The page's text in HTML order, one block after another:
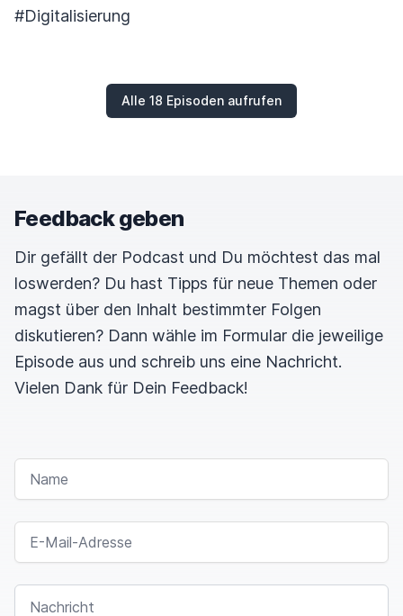
#Digitalisierung
Alle 18 Episoden aufrufen
Feedback geben
Dir gefällt der Podcast und Du möchtest das mal
loswerden? Du hast Tipps für neue Themen oder
magst über den Inhalt bestimmter Folgen
diskutieren? Dann wähle im Formular die jeweilige
Episode aus und schreib uns eine Nachricht.
Vielen Dank für Dein Feedback!
NAME
E-MAIL-ADRESSE
NACHRICHT